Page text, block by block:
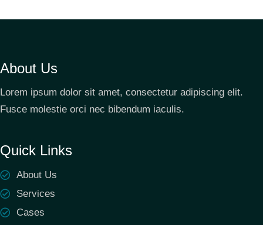
About Us
Lorem ipsum dolor sit amet, consectetur adipiscing elit.
Fusce molestie orci nec bibendum iaculis.
Quick Links
About Us
Services
Cases